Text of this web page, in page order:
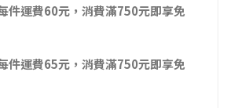
件運費60元，消費滿750元即享免
件運費65元，消費滿750元即享免